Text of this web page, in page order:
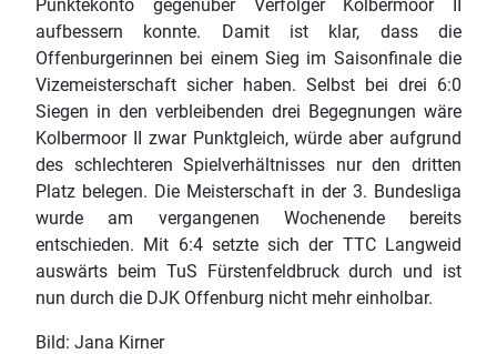
Punktekonto gegenüber Verfolger Kolbermoor II
aufbessern konnte. Damit ist klar, dass die
Offenburgerinnen bei einem Sieg im Saisonfinale die
Vizemeisterschaft sicher haben. Selbst bei drei 6:0
Siegen in den verbleibenden drei Begegnungen wäre
Kolbermoor II zwar Punktgleich, würde aber aufgrund
des schlechteren Spielverhältnisses nur den dritten
Platz belegen. Die Meisterschaft in der 3. Bundesliga
wurde am vergangenen Wochenende bereits
entschieden. Mit 6:4 setzte sich der TTC Langweid
auswärts beim TuS Fürstenfeldbruck durch und ist
nun durch die DJK Offenburg nicht mehr einholbar.
Bild: Jana Kirner